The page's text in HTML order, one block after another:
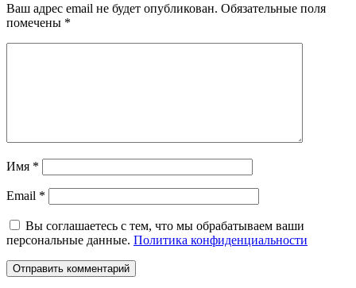
Ваш адрес email не будет опубликован. Обязательные поля
помечены *
Имя *
Email *
Вы соглашаетесь с тем, что мы обрабатываем ваши
персональные данные. Политика конфиденциальности